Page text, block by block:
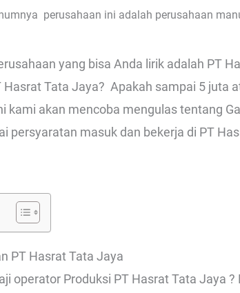
perusahaan ini adalah perusahaan
yang bisa Anda lirik adalah PT
Hasrat Tata Jaya? Apakah sampai 5 juta
kami akan mencoba mengulas tentang
persyaratan masuk dan bekerja di PT
PT Hasrat Tata Jaya
operator Produksi PT Hasrat Tata Jaya